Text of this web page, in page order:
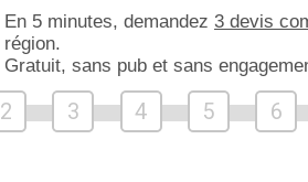
En 5 minutes, demandez 3 devis
région.
Gratuit, sans pub et sans
2 3 4 5 6